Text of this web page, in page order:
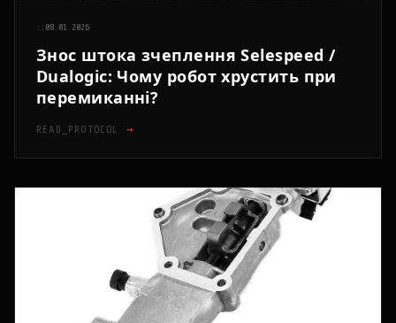
:: 08.01.2026
Знос штока зчеплення Selespeed /
Dualogic: Чому робот хрустить при
перемиканні?
READ_PROTOCOL →